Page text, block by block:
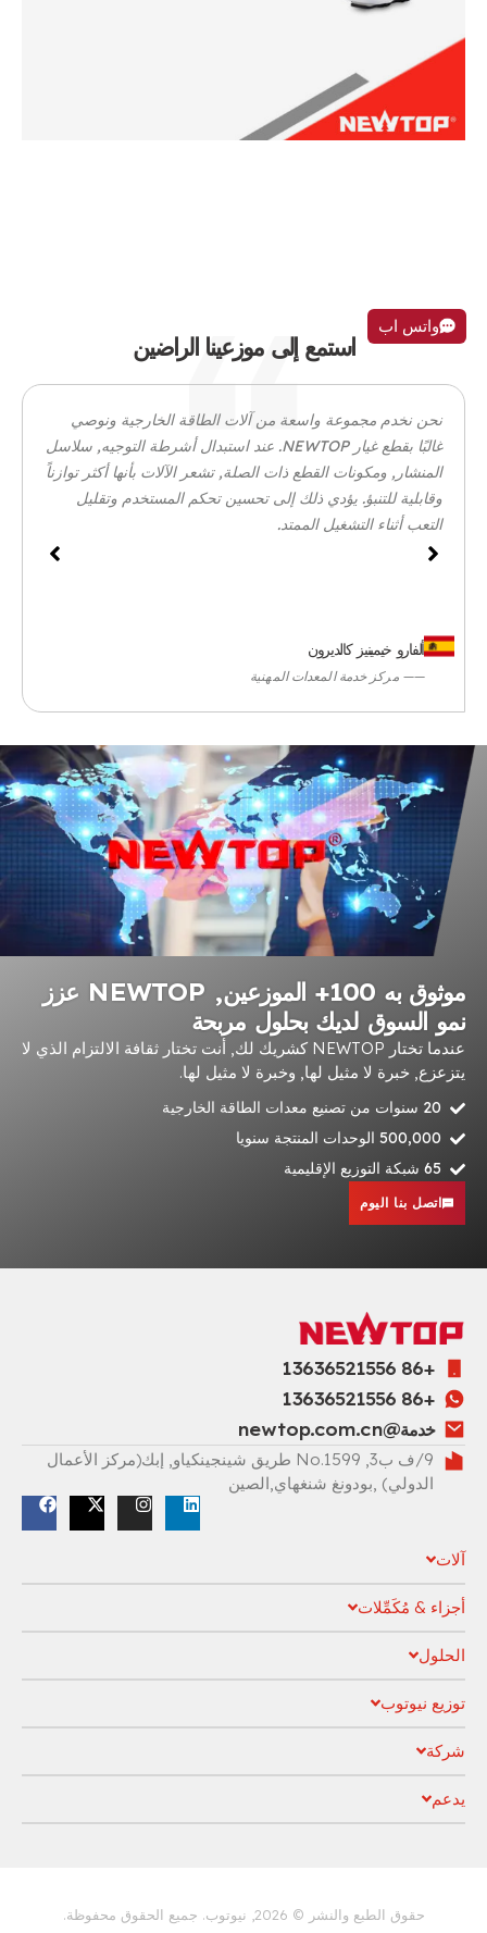
استمع إلى موزعينا الراضين
نحن نخدم مجموعة واسعة من آلات الطاقة الخارجية ونوصي
غالبًا بقطع غيار NEWTOP. عند استبدال أشرطة التوجيه, سلاسل
المنشار, ومكونات القطع ذات الصلة, تشعر الآلات بأنها أكثر توازناً
وقابلية للتنبؤ. يؤدي ذلك إلى تحسين تحكم المستخدم وتقليل
التعب أثناء التشغيل الممتد.
ألفارو خيمينيز كالديرون
—— مركز خدمة المعدات المهنية
موثوق به 100+ الموزعين, NEWTOP عزز
نمو السوق لديك بحلول مربحة
عندما تختار NEWTOP كشريك لك, أنت تختار ثقافة الالتزام الذي لا
يتزعزع, خبرة لا مثيل لها, وخبرة لا مثيل لها.
20 سنوات من تصنيع معدات الطاقة الخارجية
500,000 الوحدات المنتجة سنويا
65 شبكة التوزيع الإقليمية
اتصل بنا اليوم
+86 13636521556
+86 13636521556
خدمة@newtop.com.cn
9/ف ب3, No.1599 طريق شينجينكياو, إبك(مركز الأعمال
الدولي) ,بودونغ شنغهاي,الصين
آلات
أجزاء & مُكَمِّلات
الحلول
توزيع نيوتوب
شركة
يدعم
حقوق الطبع والنشر © 2026, نيوتوب. جميع الحقوق محفوظة.
واتس اب